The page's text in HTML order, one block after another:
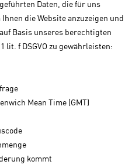
Daten, die für uns
die Website anzuzeigen und
Basis unseres berechtigten
lit. f DSGVO zu gewährleisten:
Mean Time (GMT)
kommt